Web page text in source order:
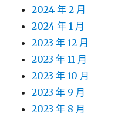
2024 年 2 月
2024 年 1 月
2023 年 12 月
2023 年 11 月
2023 年 10 月
2023 年 9 月
2023 年 8 月